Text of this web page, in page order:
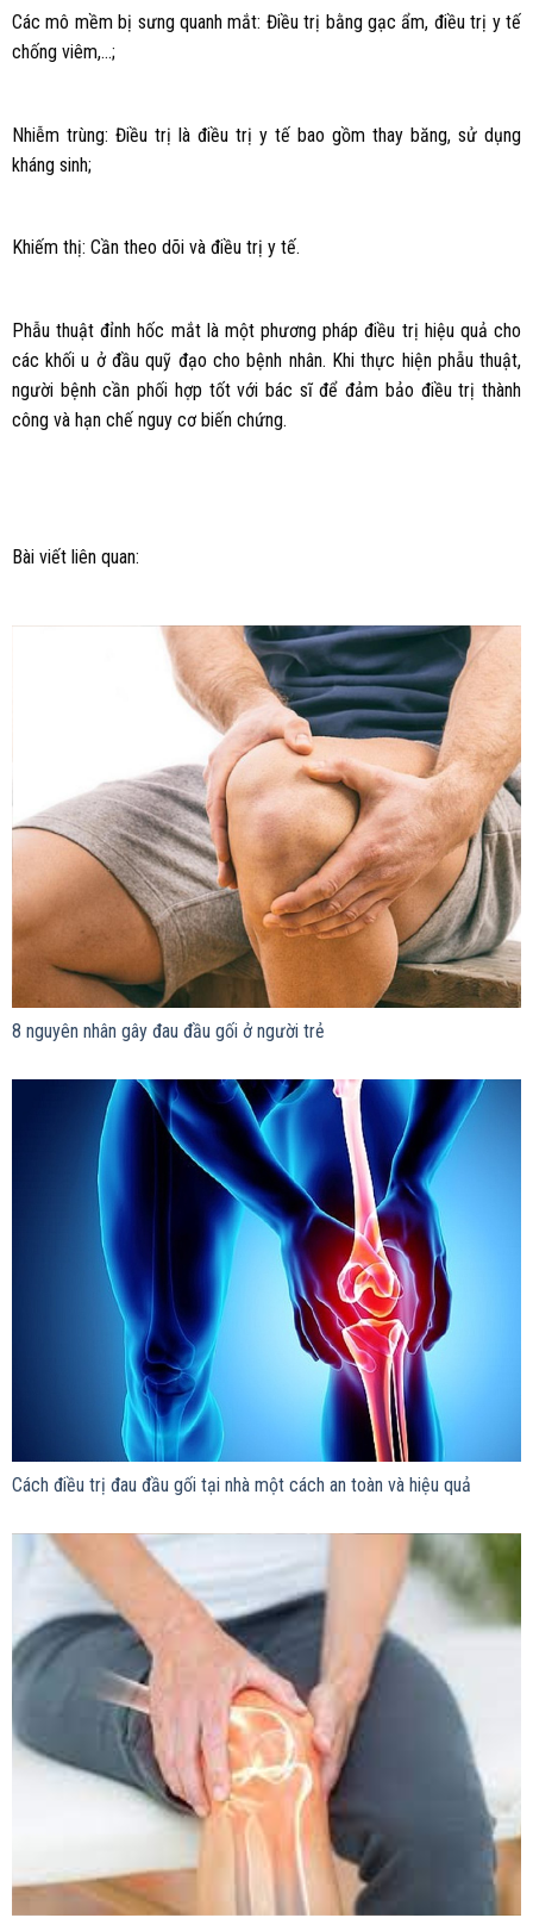
Các mô mềm bị sưng quanh mắt: Điều trị bằng gạc ẩm, điều trị y tế
chống viêm,…;
Nhiễm trùng: Điều trị là điều trị y tế bao gồm thay băng, sử dụng
kháng sinh;
Khiếm thị: Cần theo dõi và điều trị y tế.
Phẫu thuật đỉnh hốc mắt là một phương pháp điều trị hiệu quả cho
các khối u ở đầu quỹ đạo cho bệnh nhân. Khi thực hiện phẫu thuật,
người bệnh cần phối hợp tốt với bác sĩ để đảm bảo điều trị thành
công và hạn chế nguy cơ biến chứng.
Bài viết liên quan:
8 nguyên nhân gây đau đầu gối ở người trẻ
Cách điều trị đau đầu gối tại nhà một cách an toàn và hiệu quả